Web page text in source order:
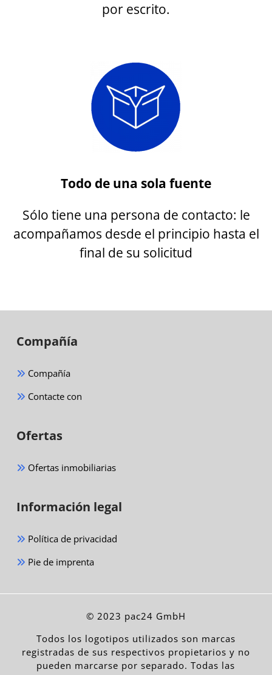
por escrito.
Todo de una sola fuente
Sólo tiene una persona de contacto: le
acompañamos desde el principio hasta el
final de su solicitud
Compañía
Compañía
Contacte con
Ofertas
Ofertas inmobiliarias
Información legal
Política de privacidad
Pie de imprenta
© 2023 pac24 GmbH
Todos los logotipos utilizados son marcas
registradas de sus respectivos propietarios y no
pueden marcarse por separado. Todas las